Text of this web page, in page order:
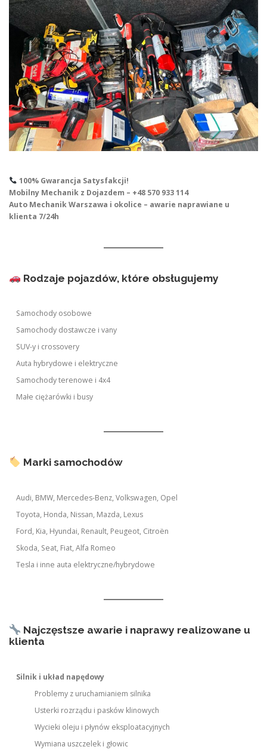
100% Gwarancja Satysfakcji!
Mobilny Mechanik z Dojazdem – +48 570 933 114
Auto Mechanik Warszawa i okolice – awarie naprawiane u
klienta 7/24h
Rodzaje pojazdów, które obsługujemy
Samochody osobowe
Samochody dostawcze i vany
SUV-y i crossovery
Auta hybrydowe i elektryczne
Samochody terenowe i 4x4
Małe ciężarówki i busy
Marki samochodów
Audi, BMW, Mercedes-Benz, Volkswagen, Opel
Toyota, Honda, Nissan, Mazda, Lexus
Ford, Kia, Hyundai, Renault, Peugeot, Citroën
Skoda, Seat, Fiat, Alfa Romeo
Tesla i inne auta elektryczne/hybrydowe
Najczęstsze awarie i naprawy realizowane u
klienta
Silnik i układ napędowy
Problemy z uruchamianiem silnika
Usterki rozrządu i pasków klinowych
Wycieki oleju i płynów eksploatacyjnych
Wymiana uszczelek i głowic